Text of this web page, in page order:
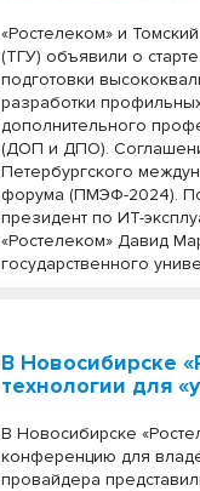
«Ростелеком» и
(ТГУ) объявили о
подготовки
разработки
дополнительного
(ДОП и ДПО).
Петербургского
форума (ПМЭФ-2024).
президент по ИТ-
«Ростелеком» Давид
государственного
В Новосибирске
технологии для
В Новосибирске
конференцию для
провайдера